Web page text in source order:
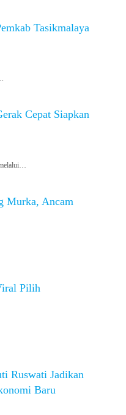
Tasikmalaya
Cepat Siapkan
Murka, Ancam
Pilih
Ruswati Jadikan
Baru